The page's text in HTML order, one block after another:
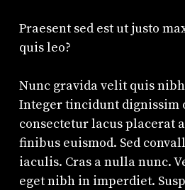
Praesent sed est ut justo
quis leo?
Nunc gravida velit quis
Integer tincidunt dignissim
consectetur lacus placerat
finibus euismod. Sed
iaculis. Cras a nulla nunc.
eget nibh in imperdiet.